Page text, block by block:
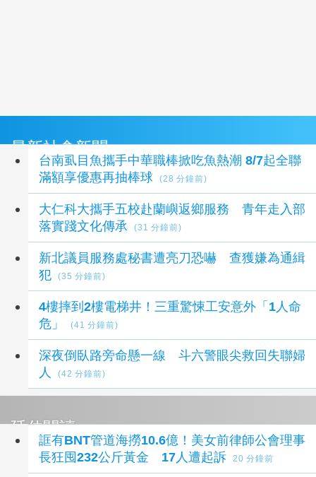
最新社會新聞
台南虱目魚攜手中華職棒掀吃魚熱潮 8/7起全聯
滿額享優惠再抽棒球
(28 分鐘前)
大仁科大攜手五校赴蘭嶼返鄉服務 青年走入部
落實踐文化傳承
(31 分鐘前)
新北議員服務處秘書遭亮刀恐嚇 查獲嫌為通緝
犯
(35 分鐘前)
4樓摔到2樓電梯井！三重驚悚工安意外「1人命
危」
(41 分鐘前)
深夜倒臥路旁命懸一線 斗六警眼尖救回失聯婦
人
(42 分鐘前)
延伸閱讀
誆有BNT管道海撈10.6億！美女前律師公會理事
長狂囤232公斤黃金 17人遭起訴
20 分鐘前